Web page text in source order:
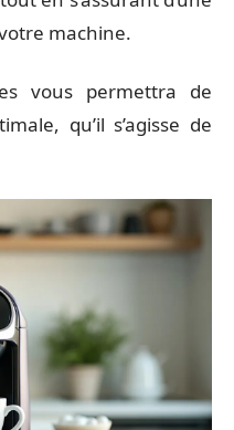
machine.
vous permettra de
qu’il s’agisse de